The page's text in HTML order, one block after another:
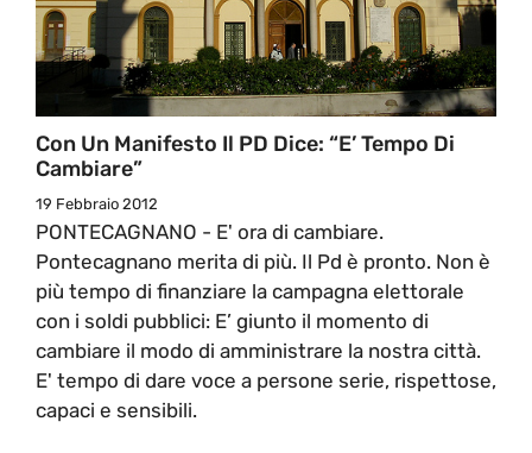
Con Un Manifesto Il PD Dice: “E’ Tempo Di
Cambiare”
19 Febbraio 2012
PONTECAGNANO - E' ora di cambiare.
Pontecagnano merita di più. Il Pd è pronto. Non è
più tempo di finanziare la campagna elettorale
con i soldi pubblici: E’ giunto il momento di
cambiare il modo di amministrare la nostra città.
E' tempo di dare voce a persone serie, rispettose,
capaci e sensibili.